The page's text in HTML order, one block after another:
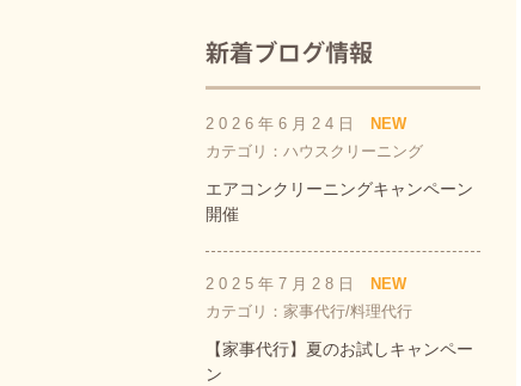
2026年6月24日
NEW
カテゴリ：ハウスクリーニング
エアコンクリーニングキャンペーン
開催
2025年7月28日
NEW
カテゴリ：家事代行/料理代行
【家事代行】夏のお試しキャンペー
ン